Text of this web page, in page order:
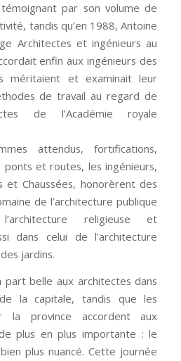
par son volume de
tandis qu’en 1988, Antoine
Architectes et ingénieurs au
enfin aux ingénieurs des
méritaient et examinait leur
de travail au regard de
de l’Académie royale
attendus, fortifications,
ponts et routes, les ingénieurs,
Chaussées, honorèrent des
de l’architecture publique
religieuse et
dans celui de l’architecture
jardins.
part belle aux architectes dans
la capitale, tandis que les
la province accordent aux
plus en plus importante : le
plus nuancé. Cette journée